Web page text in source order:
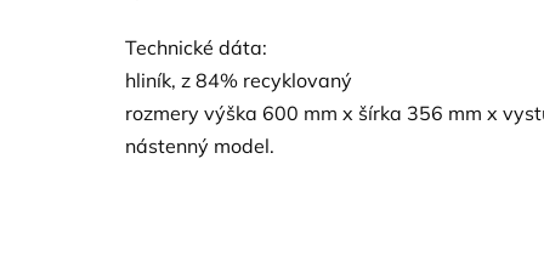
Technické dáta:
hliník, z 84% recyklovaný
rozmery výška 600 mm x šírka 356 mm x
nástenný model.